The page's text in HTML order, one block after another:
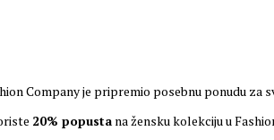
Company je pripremio posebnu ponudu za
20% popusta na žensku kolekciju u